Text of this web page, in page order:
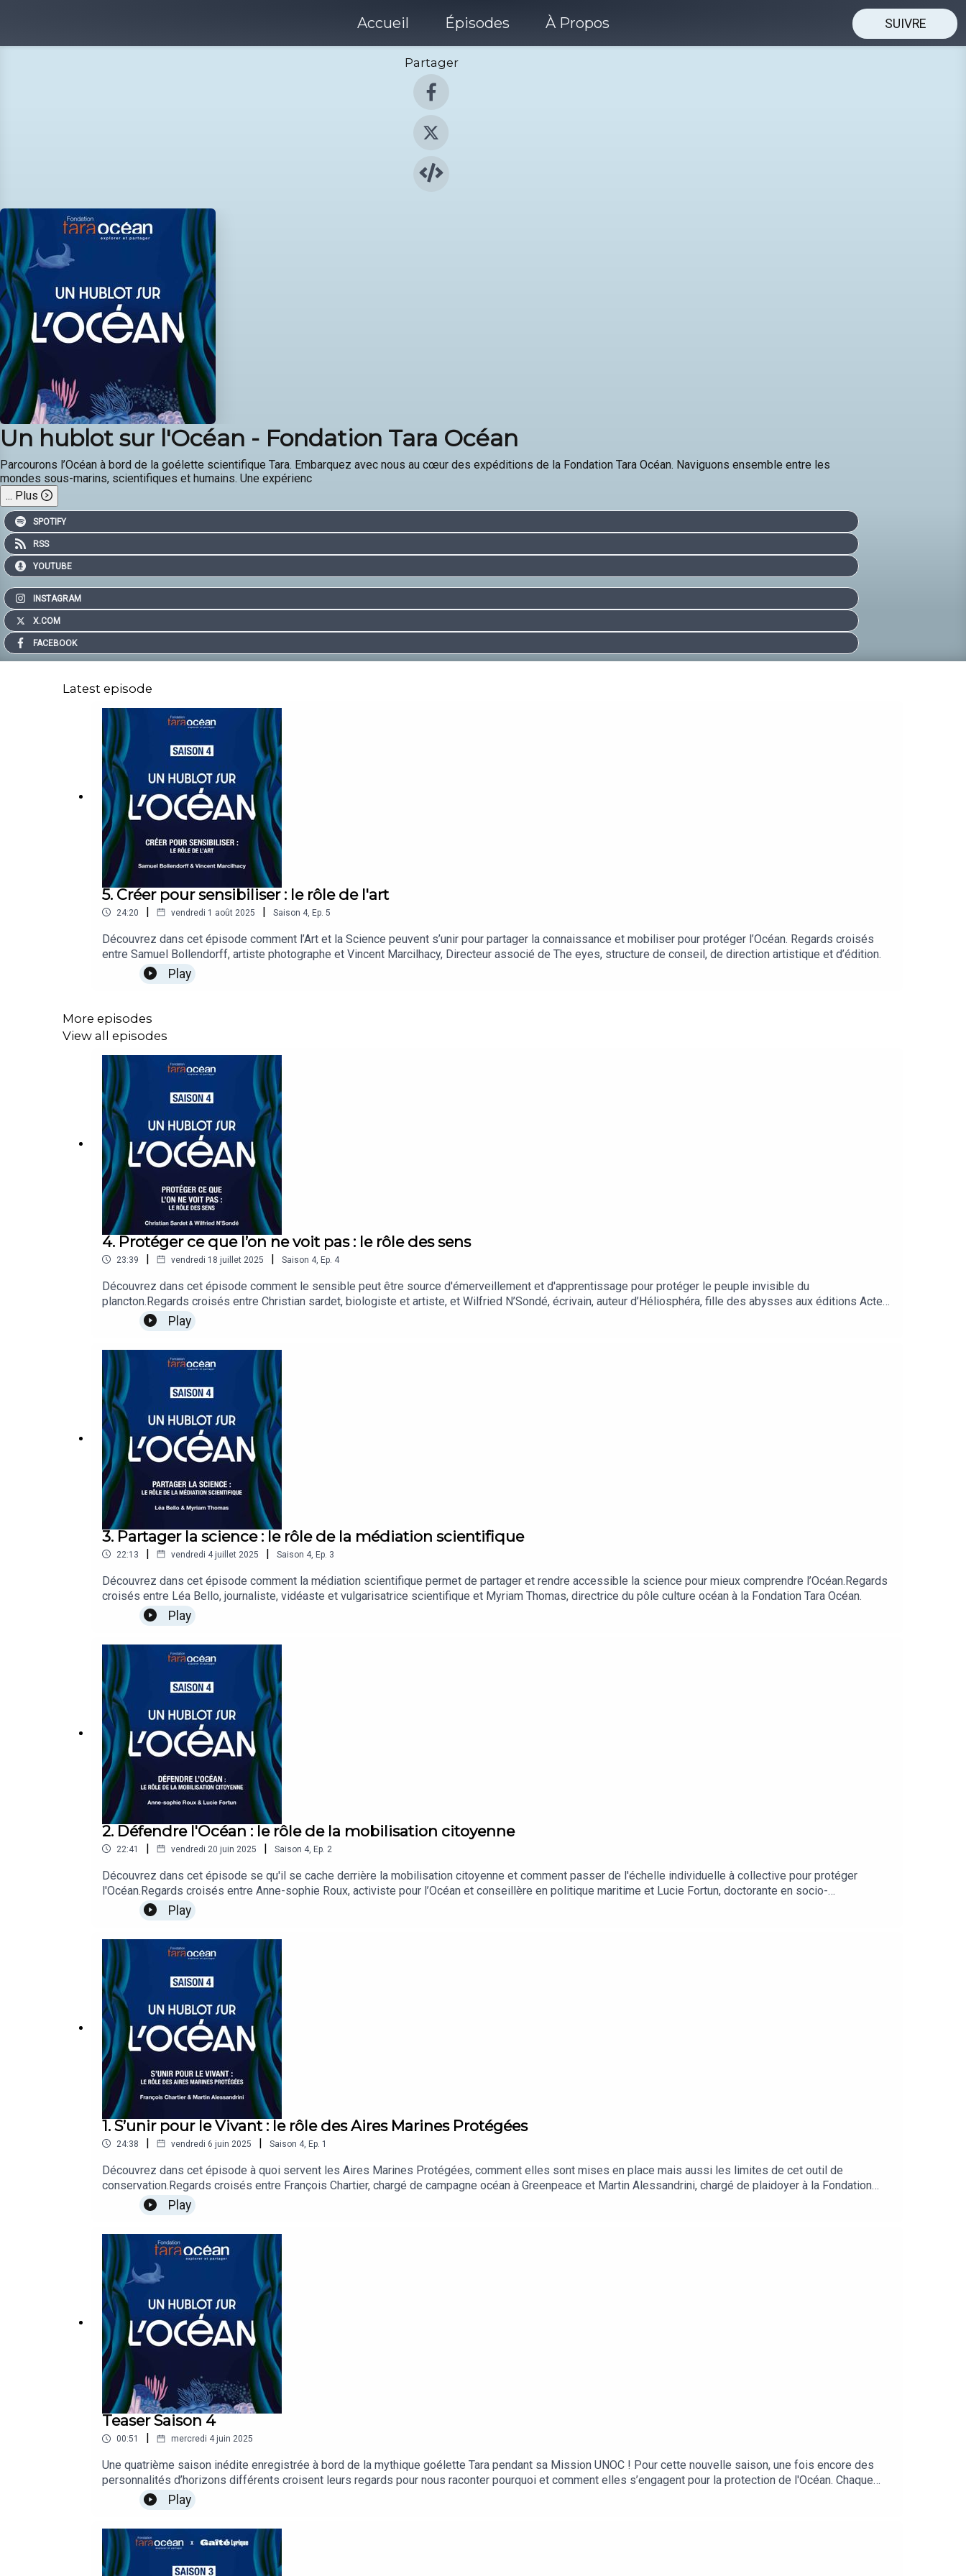
Accueil Épisodes À Propos SUIVRE
Partager
Un hublot sur l'Océan - Fondation Tara Océan
Parcourons l’Océan à bord de la goélette scientifique Tara. Embarquez avec nous au cœur des expéditions de la Fondation Tara Océan. Naviguons ensemble entre les
mondes sous-marins, scientifiques et humains. Une expérienc
... Plus
SPOTIFY
RSS
YOUTUBE
INSTAGRAM
X.COM
FACEBOOK
Latest episode
5. Créer pour sensibiliser : le rôle de l'art
24:20 | vendredi 1 août 2025 | Saison 4, Ep. 5
Découvrez dans cet épisode comment l’Art et la Science peuvent s’unir pour partager la connaissance et mobiliser pour protéger l’Océan. Regards croisés
entre Samuel Bollendorff, artiste photographe et Vincent Marcilhacy, Directeur associé de The eyes, structure de conseil, de direction artistique et d’édition.
Play
More episodes
View all episodes
4. Protéger ce que l’on ne voit pas : le rôle des sens
23:39 | vendredi 18 juillet 2025 | Saison 4, Ep. 4
Découvrez dans cet épisode comment le sensible peut être source d'émerveillement et d'apprentissage pour protéger le peuple invisible du
plancton.Regards croisés entre Christian sardet, biologiste et artiste, et Wilfried N’Sondé, écrivain, auteur d’Héliosphéra, fille des abysses aux éditions Actes
Play
3. Partager la science : le rôle de la médiation scientifique
22:13 | vendredi 4 juillet 2025 | Saison 4, Ep. 3
Découvrez dans cet épisode comment la médiation scientifique permet de partager et rendre accessible la science pour mieux comprendre l’Océan.Regards
croisés entre Léa Bello, journaliste, vidéaste et vulgarisatrice scientifique et Myriam Thomas, directrice du pôle culture océan à la Fondation Tara Océan.
Play
2. Défendre l'Océan : le rôle de la mobilisation citoyenne
22:41 | vendredi 20 juin 2025 | Saison 4, Ep. 2
Découvrez dans cet épisode se qu'il se cache derrière la mobilisation citoyenne et comment passer de l'échelle individuelle à collective pour protéger
l'Océan.Regards croisés entre Anne-sophie Roux, activiste pour l’Océan et conseillère en politique maritime et Lucie Fortun, doctorante en socio-
anthropologie au CNRS.
Play
1. S’unir pour le Vivant : le rôle des Aires Marines Protégées
24:38 | vendredi 6 juin 2025 | Saison 4, Ep. 1
Découvrez dans cet épisode à quoi servent les Aires Marines Protégées, comment elles sont mises en place mais aussi les limites de cet outil de
conservation.Regards croisés entre François Chartier, chargé de campagne océan à Greenpeace et Martin Alessandrini, chargé de plaidoyer à la Fondation
Tara Océan.
Play
Teaser Saison 4
00:51 | mercredi 4 juin 2025
Une quatrième saison inédite enregistrée à bord de la mythique goélette Tara pendant sa Mission UNOC ! Pour cette nouvelle saison, une fois encore des
personnalités d’horizons différents croisent leurs regards pour nous raconter pourquoi et comment elles s’engagent pour la protection de l'Océan. Chaque
épisode est une piste de réflexion pour mieux comprendre notre lien à l’Océan et ce que nous pouvons faire à notre échelle pour le préserver.
Play